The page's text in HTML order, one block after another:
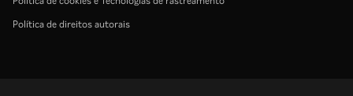
Política de direitos autorais